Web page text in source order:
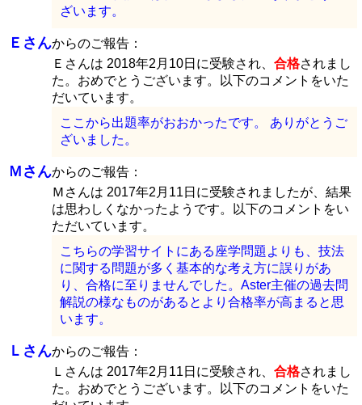
ざいます。
Ｅさんからのご報告：
Ｅさんは 2018年2月10日に受験され、 合格されまし
た。おめでとうございます。以下のコメントをいた
だいています。
ここから出題率がおおかったです。 ありがとうご
ざいました。
Ｍさんからのご報告：
Ｍさんは 2017年2月11日に受験されましたが、結果
は思わしくなかったようです。以下のコメントをい
ただいています。
こちらの学習サイトにある座学問題よりも、技法
に関する問題が多く基本的な考え方に誤りがあ
り、合格に至りませんでした。Aster主催の過去問
解説の様なものがあるとより合格率が高まると思
います。
Ｌさんからのご報告：
Ｌさんは 2017年2月11日に受験され、 合格されまし
た。おめでとうございます。以下のコメントをいた